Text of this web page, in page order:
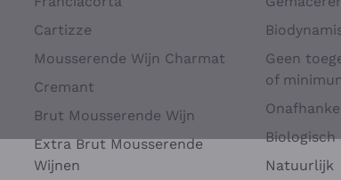
Cartizze
Mousserende Wijn Charmat
Cremant
Brut Mousserende Wijn
Extra Brut Mousserende
Wijnen
Geen
of
Biologisch
Natuurlijk